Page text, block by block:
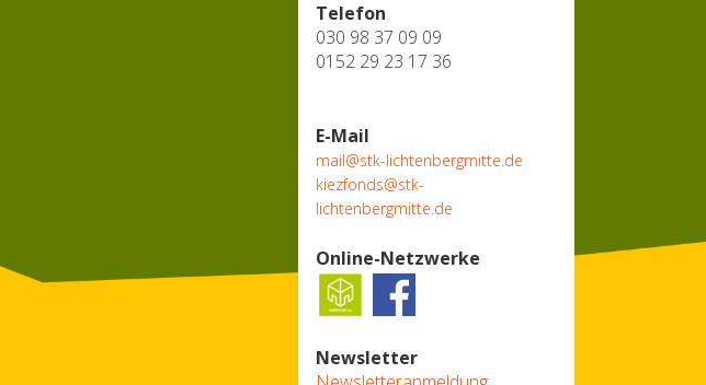
Telefon
030 98 37 09 09
0152 29 23 17 36
E-Mail
mail@stk-lichtenbergmitte.de
kiezfonds@stk-
lichtenbergmitte.de
Online-Netzwerke
Newsletter